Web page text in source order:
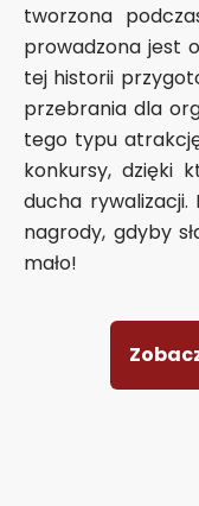
tworzona
prowadzona jest
tej historii
przebrania dla
tego typu
konkursy, dzięki
ducha rywalizacji.
nagrody, gdyby
mało!